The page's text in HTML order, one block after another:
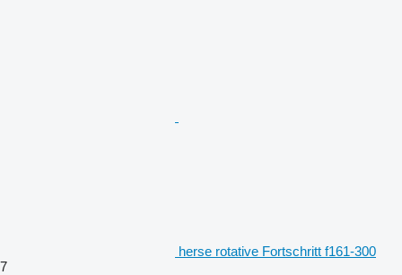
herse rotative Fortschritt f161-300
7